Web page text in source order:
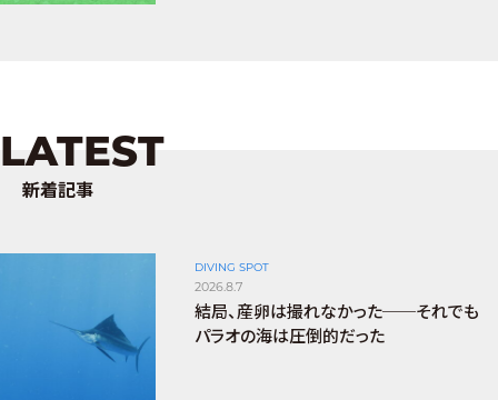
LATEST
新着記事
DIVING SPOT
2026.8.7
結局、産卵は撮れなかった──それでも
パラオの海は圧倒的だった